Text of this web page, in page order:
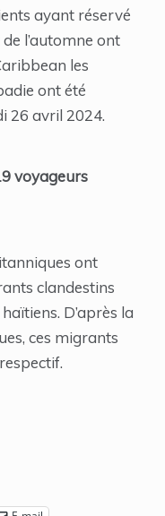
ayant réservé
l’automne ont
les
ont été
26 avril 2024.
voyageurs
ont
clandestins
D’après la
ces migrants